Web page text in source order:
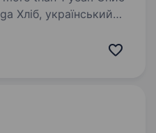
Хліб, український
запрошує